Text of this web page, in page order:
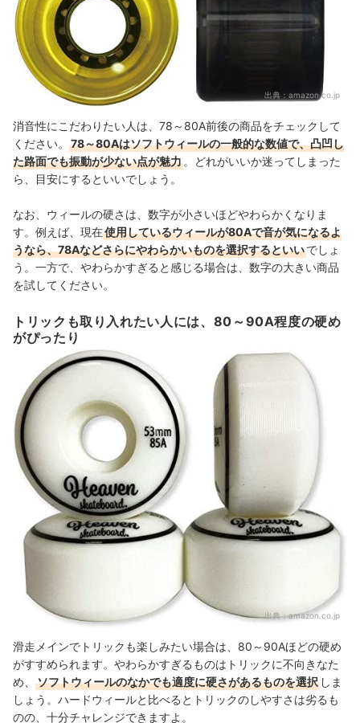
出典： amazon.co.jp
消音性にこだわりたい人は、78～80A前後の商品をチェックして
ください。
78～80Aはソフトウィールの一般的な数値で、凸凹し
た路面でも振動が少ない点が魅力 。
どれがいいか迷ってしまった
ら、目安にするといいでしょう。
なお、ウィールの硬さは、数字が小さいほどやわらかくなりま
す。例えば、現在使用しているウィールが80Aで音が気になるよ
うなら、78Aなどさらにやわらかいものを選択するといいでしょ
う。一方で、やわらかすぎると感じる場合は、数字の大きい商品
を試してください。
トリックも取り入れたい人には、80～90A程度の硬め
がぴったり
出典：amazon.co.jp
滑走メインでトリックも楽しみたい場合は、80～90Aほどの硬め
がすすめられます。やわらかすぎるものはトリックに不向きなた
め、
ソフトウィールのなかでも適度に硬さがあるものを選択 しま
しょう。ハードウィールと比べるとトリックのしやすさは劣るも
のの、十分チャレンジできますよ。